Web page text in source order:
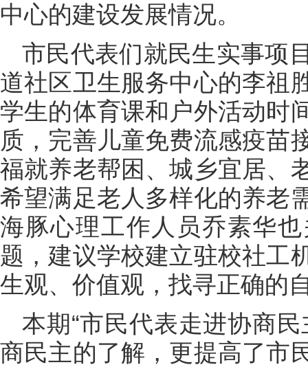
中心的建设发展情况。
市民代表们就民生实事项
道社区卫生服务中心的李祖
学生的体育课和户外活动时
质，完善儿童免费流感疫苗
福就养老帮困、城乡宜居、
希望满足老人多样化的养老
海豚心理工作人员乔素华
题，建议学校建立驻校社工
生观、价值观，找寻正确的
本期“市民代表走进协商
商民主的了解，更提高了市